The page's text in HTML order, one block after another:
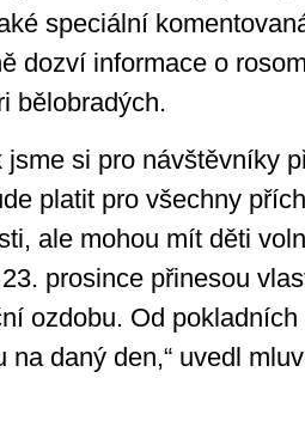
speciální
dozví informace o
bělobradých.
jsme si pro návštěvníky
platit pro všechny
ale mohou mít děti
prosince přinesou
ozdobu. Od
na daný den,“ uvedl